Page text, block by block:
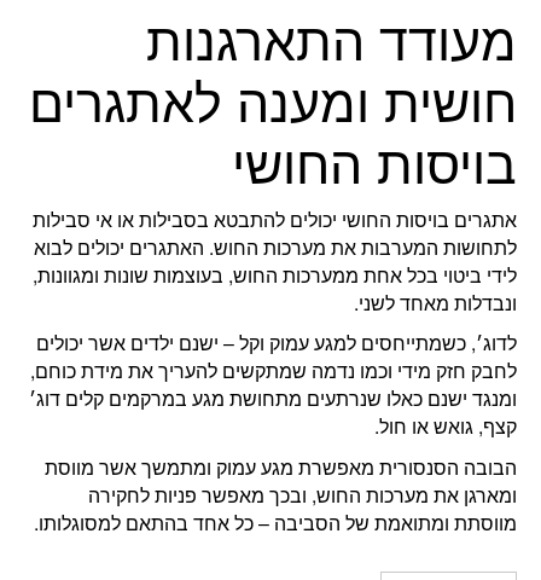
מעודד התארגנות
חושית ומענה לאתגרים
בויסות החושי
אתגרים בויסות החושי יכולים להתבטא בסבילות או אי סבילות
לתחושות המערבות את מערכות החוש. האתגרים יכולים לבוא
לידי ביטוי בכל אחת ממערכות החוש, בעוצמות שונות ומגוונות,
ונבדלות מאחד לשני.
לדוג׳, כשמתייחסים למגע עמוק וקל – ישנם ילדים אשר יכולים
לחבק חזק מידי וכמו נדמה שמתקשים להעריך את מידת כוחם,
ומנגד ישנם כאלו שנרתעים מתחושת מגע במרקמים קלים דוג׳
קצף, גואש או חול.
הבובה הסנסורית מאפשרת מגע עמוק ומתמשך אשר מווסת
ומארגן את מערכות החוש, ובכך מאפשר פניות לחקירה
מווסתת ומתואמת של הסביבה – כל אחד בהתאם למסוגלותו.